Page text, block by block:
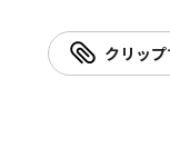
クリッ